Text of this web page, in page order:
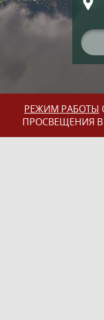
РЕЖИМ РАБОТЫ
ПРОСВЕЩЕНИЯ В